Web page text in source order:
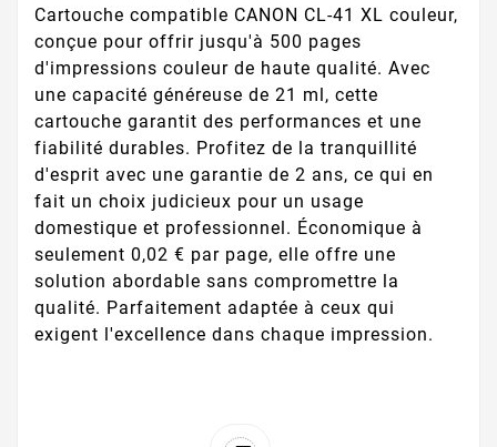
Cartouche compatible CANON CL-41 XL couleur,
conçue pour offrir jusqu'à 500 pages
d'impressions couleur de haute qualité. Avec
une capacité généreuse de 21 ml, cette
cartouche garantit des performances et une
fiabilité durables. Profitez de la tranquillité
d'esprit avec une garantie de 2 ans, ce qui en
fait un choix judicieux pour un usage
domestique et professionnel. Économique à
seulement 0,02 € par page, elle offre une
solution abordable sans compromettre la
qualité. Parfaitement adaptée à ceux qui
exigent l'excellence dans chaque impression.